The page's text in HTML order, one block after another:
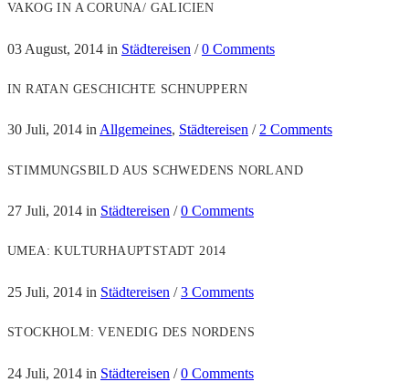
VAKOG IN A CORUNA/ GALICIEN
03 August, 2014 in Städtereisen /0 Comments
IN RATAN GESCHICHTE SCHNUPPERN
30 Juli, 2014 in Allgemeines, Städtereisen / 2 Comments
STIMMUNGSBILD AUS SCHWEDENS NORLAND
27 Juli, 2014 in Städtereisen /0 Comments
UMEA: KULTURHAUPTSTADT 2014
25 Juli, 2014 in Städtereisen /3 Comments
STOCKHOLM: VENEDIG DES NORDENS
24 Juli, 2014 in Städtereisen /0 Comments